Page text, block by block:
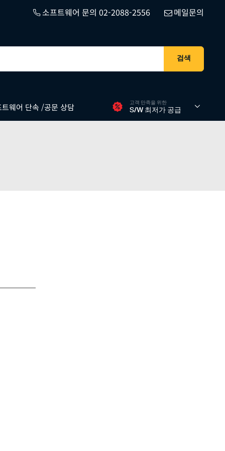
소프트웨어 문의 02-2088-2556 메일문의
검색
트웨어 단속 /공문 상담 고객 만족을 위한
S/W 최저가 공급